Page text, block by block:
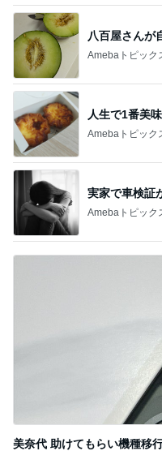
八百屋さんが
Amebaトピック
人生で1番美
Amebaトピック
実家で車検証
Amebaトピック
美奈代 助けてもらい機種移